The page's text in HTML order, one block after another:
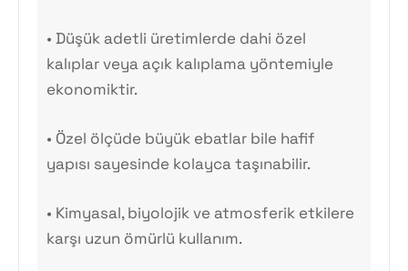
• Düşük adetli üretimlerde dahi özel
kalıplar veya açık kalıplama yöntemiyle
ekonomiktir.
• Özel ölçüde büyük ebatlar bile hafif
yapısı sayesinde kolayca taşınabilir.
• Kimyasal, biyolojik ve atmosferik etkilere
karşı uzun ömürlü kullanım.